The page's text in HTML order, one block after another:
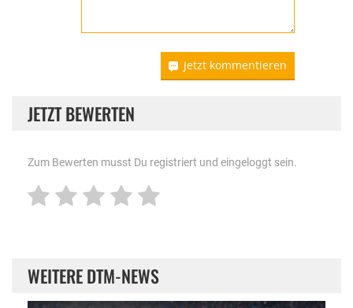
Jetzt kommentieren
JETZT BEWERTEN
Zum Bewerten musst Du registriert und eingeloggt sein.
WEITERE DTM-NEWS